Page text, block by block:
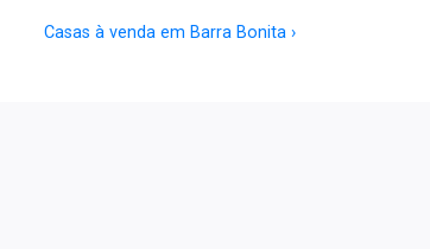
Casas à venda em Barra Bonita ›